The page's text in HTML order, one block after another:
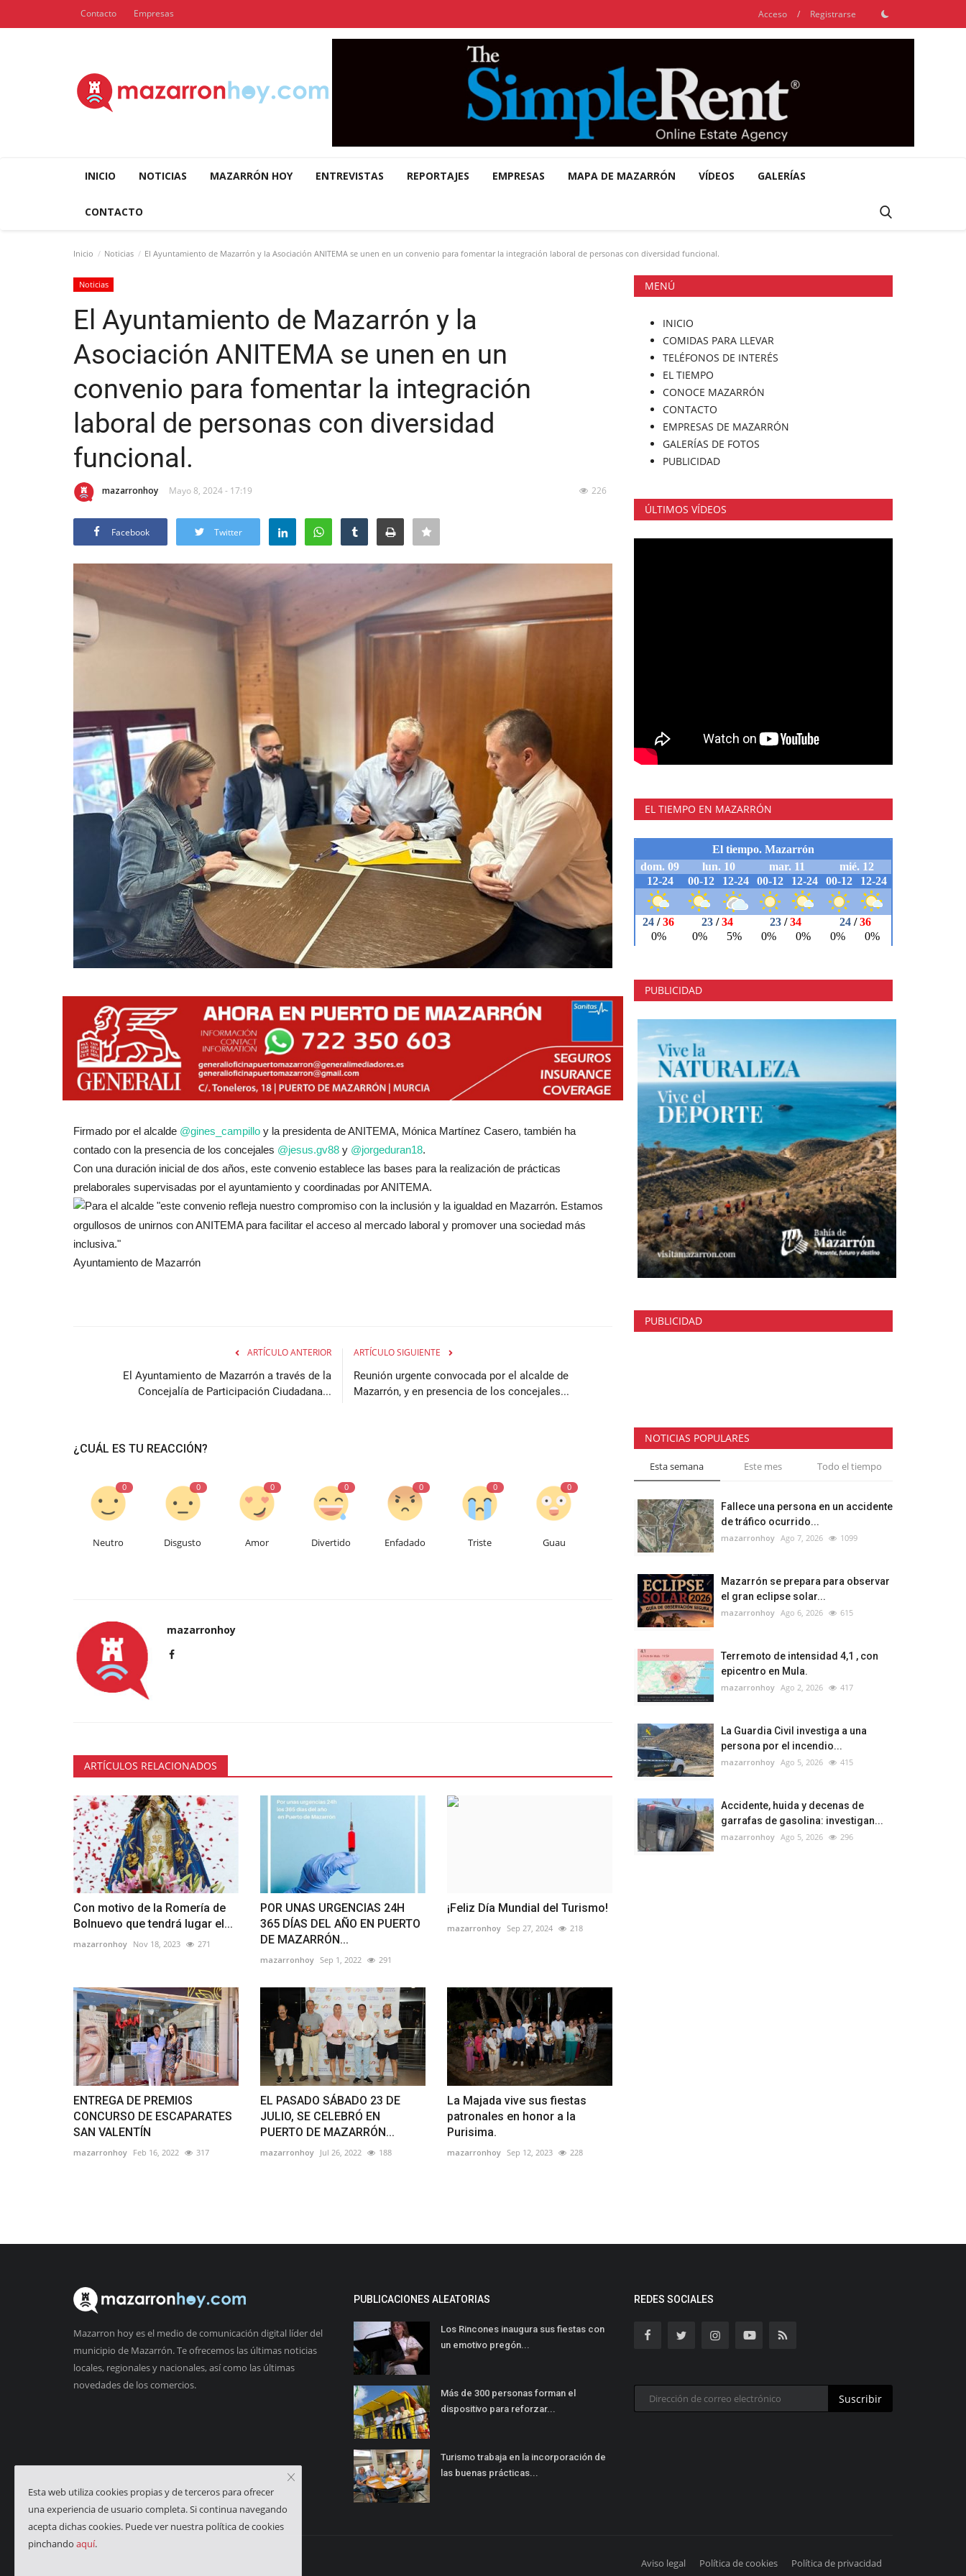
Contacto Empresas Acceso / Registrarse
INICIO NOTICIAS MAZARRÓN HOY ENTREVISTAS REPORTAJES EMPRESAS MAPA DE MAZARRÓN VÍDEOS GALERÍAS
CONTACTO
Inicio Noticias El Ayuntamiento de Mazarrón y la Asociación ANITEMA se unen en un convenio para fomentar la integración laboral de personas con diversidad funcional.
Noticias
El Ayuntamiento de Mazarrón y la
Asociación ANITEMA se unen en un
convenio para fomentar la integración
laboral de personas con diversidad
funcional.
mazarronhoy Mayo 8, 2024 - 17:19 226
Facebook Twitter
Firmado por el alcalde @gines_campillo y la presidenta de ANITEMA, Mónica Martínez Casero, también ha
contado con la presencia de los concejales @jesus.gv88 y @jorgeduran18.
Con una duración inicial de dos años, este convenio establece las bases para la realización de prácticas
prelaborales supervisadas por el ayuntamiento y coordinadas por ANITEMA.
Para el alcalde "este convenio refleja nuestro compromiso con la inclusión y la igualdad en Mazarrón. Estamos
orgullosos de unirnos con ANITEMA para facilitar el acceso al mercado laboral y promover una sociedad más
inclusiva."
Ayuntamiento de Mazarrón
ARTÍCULO ANTERIOR
El Ayuntamiento de Mazarrón a través de la
Concejalía de Participación Ciudadana...
ARTÍCULO SIGUIENTE
Reunión urgente convocada por el alcalde de
Mazarrón, y en presencia de los concejales...
¿CUÁL ES TU REACCIÓN?
0
Neutro
0
Disgusto
0
Amor
0
Divertido
0
Enfadado
0
Triste
0
Guau
mazarronhoy
ARTÍCULOS RELACIONADOS
Con motivo de la Romería de
Bolnuevo que tendrá lugar el...
mazarronhoy Nov 18, 2023 271
POR UNAS URGENCIAS 24H
365 DÍAS DEL AÑO EN PUERTO
DE MAZARRÓN...
mazarronhoy Sep 1, 2022 291
¡Feliz Día Mundial del Turismo!
mazarronhoy Sep 27, 2024 218
ENTREGA DE PREMIOS
CONCURSO DE ESCAPARATES
SAN VALENTÍN
mazarronhoy Feb 16, 2022 317
EL PASADO SÁBADO 23 DE
JULIO, SE CELEBRÓ EN
PUERTO DE MAZARRÓN...
mazarronhoy Jul 26, 2022 188
La Majada vive sus fiestas
patronales en honor a la
Purisima.
mazarronhoy Sep 12, 2023 228
MENÚ
INICIO
COMIDAS PARA LLEVAR
TELÉFONOS DE INTERÉS
EL TIEMPO
CONOCE MAZARRÓN
CONTACTO
EMPRESAS DE MAZARRÓN
GALERÍAS DE FOTOS
PUBLICIDAD
ÚLTIMOS VÍDEOS
EL TIEMPO EN MAZARRÓN
PUBLICIDAD
PUBLICIDAD
NOTICIAS POPULARES
Esta semana Este mes Todo el tiempo
Fallece una persona en un accidente
de tráfico ocurrido...
mazarronhoy Ago 7, 2026 1099
Mazarrón se prepara para observar
el gran eclipse solar...
mazarronhoy Ago 6, 2026 615
Terremoto de intensidad 4,1 , con
epicentro en Mula.
mazarronhoy Ago 2, 2026 417
La Guardia Civil investiga a una
persona por el incendio...
mazarronhoy Ago 5, 2026 415
Accidente, huida y decenas de
garrafas de gasolina: investigan...
mazarronhoy Ago 5, 2026 296
Mazarron hoy es el medio de comunicación digital líder del
municipio de Mazarrón. Te ofrecemos las últimas noticias
locales, regionales y nacionales, así como las últimas
novedades de los comercios.
PUBLICACIONES ALEATORIAS
Los Rincones inaugura sus fiestas con
un emotivo pregón...
Más de 300 personas forman el
dispositivo para reforzar...
Turismo trabaja en la incorporación de
las buenas prácticas...
REDES SOCIALES
Suscribir
Aviso legal Política de cookies Política de privacidad
Esta web utiliza cookies propias y de terceros para ofrecer
una experiencia de usuario completa. Si continua navegando
acepta dichas cookies. Puede ver nuestra política de cookies
pinchando aquí.